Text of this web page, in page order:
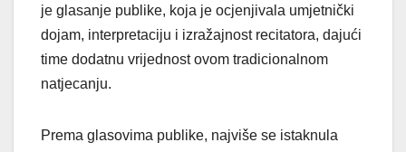
je glasanje publike, koja je ocjenjivala umjetnički
dojam, interpretaciju i izražajnost recitatora, dajući
time dodatnu vrijednost ovom tradicionalnom
natjecanju.
Prema glasovima publike, najviše se istaknula